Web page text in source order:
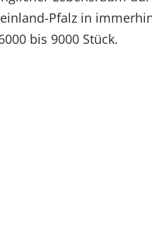
Pfalz in
bis 9000 Stück.